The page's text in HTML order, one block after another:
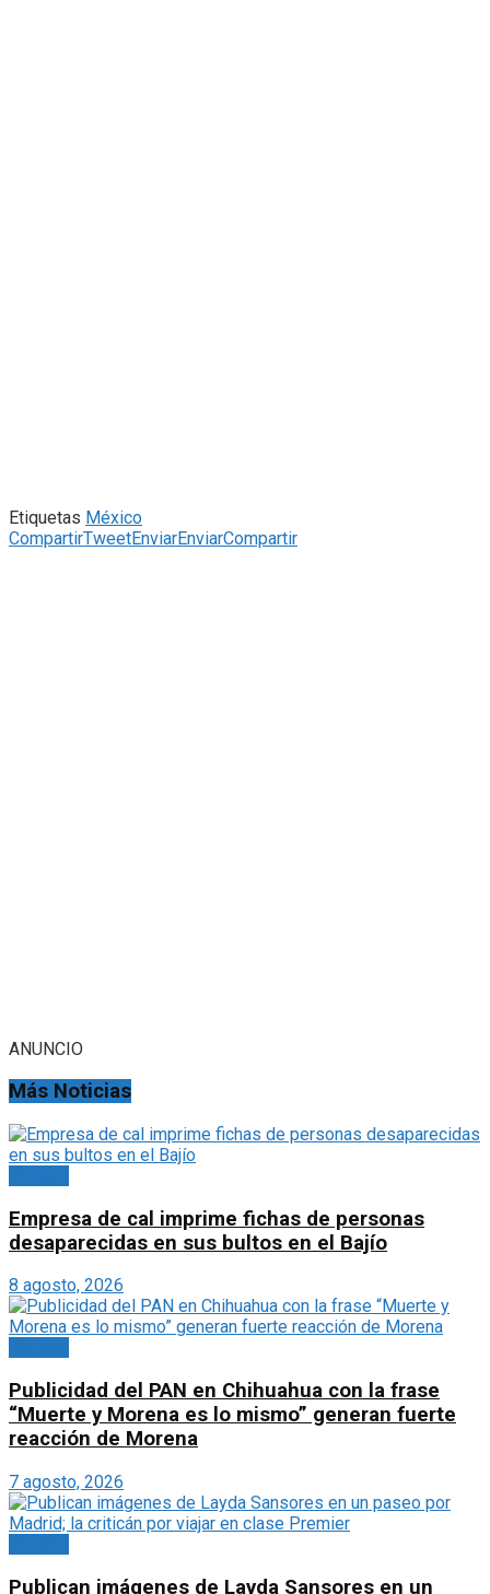
Etiquetas México
CompartirTweetEnviarEnviarCompartir
ANUNCIO
Más Noticias
Empresa de cal imprime fichas de personas
desaparecidas en sus bultos en el Bajío
8 agosto, 2026
Publicidad del PAN en Chihuahua con la frase
“Muerte y Morena es lo mismo” generan fuerte
reacción de Morena
7 agosto, 2026
Publican imágenes de Layda Sansores en un